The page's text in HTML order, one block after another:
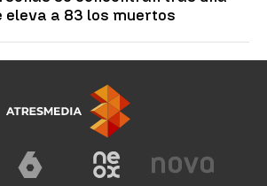
eleva a 83 los muertos